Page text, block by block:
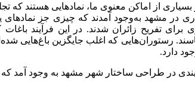
از اماکن معنوی ما، نمادهایی هستند که
در مشهد به‌وجود آمدند که چیزی جز
برای تفریح زائران شدند. در این فرآیند
رستوران‌هایی که اغلب جایگزین باغ‌هایی
دارد.
در طراحی ساختار شهر مشهد به وجود آمد